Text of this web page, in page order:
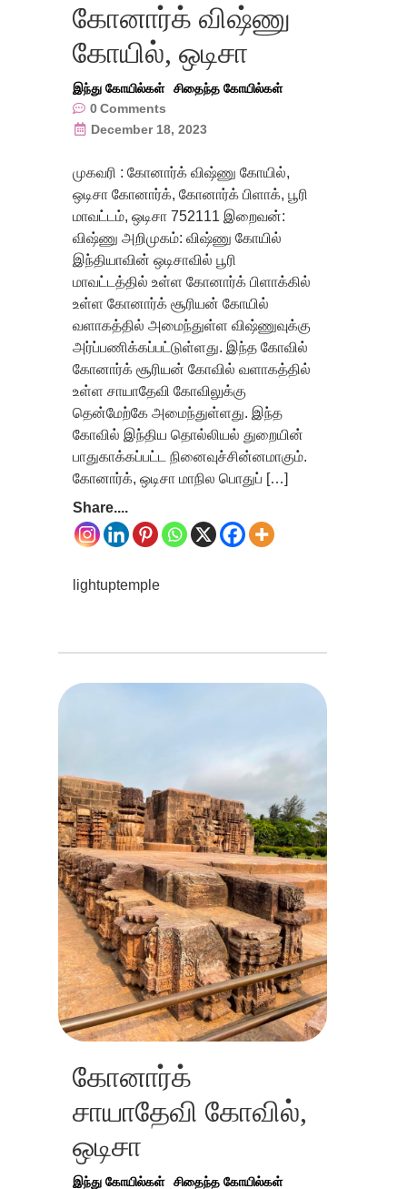
கோனார்க் விஷ்ணு
கோயில், ஒடிசா
இந்து கோயில்கள்
சிதைந்த கோயில்கள்
0Comments
December 18, 2023
முகவரி : கோனார்க் விஷ்ணு கோயில்,
ஒடிசா கோனார்க், கோனார்க் பிளாக், பூரி
மாவட்டம், ஒடிசா 752111 இறைவன்:
விஷ்ணு அறிமுகம்: விஷ்ணு கோயில்
இந்தியாவின் ஒடிசாவில் பூரி
மாவட்டத்தில் உள்ள கோனார்க் பிளாக்கில்
உள்ள கோனார்க் சூரியன் கோயில்
வளாகத்தில் அமைந்துள்ள விஷ்ணுவுக்கு
அர்ப்பணிக்கப்பட்டுள்ளது. இந்த கோவில்
கோனார்க் சூரியன் கோவில் வளாகத்தில்
உள்ள சாயாதேவி கோவிலுக்கு
தென்மேற்கே அமைந்துள்ளது. இந்த
கோவில் இந்திய தொல்லியல் துறையின்
பாதுகாக்கப்பட்ட நினைவுச்சின்னமாகும்.
கோனார்க், ஒடிசா மாநில பொதுப் […]
Share....
lightuptemple
கோனார்க்
சாயாதேவி கோவில்,
ஒடிசா
இந்து கோயில்கள் சிதைந்த கோயில்கள்